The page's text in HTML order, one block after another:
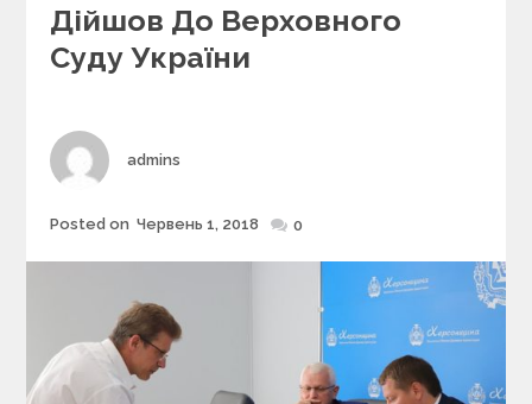
e
g
o
e
s
Дійшов До Верховного
Суду України
Author
admins
Posted
Posted on Червень 1, 2018 0